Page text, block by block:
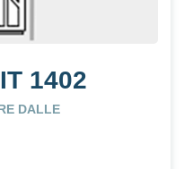
1402
DALLE